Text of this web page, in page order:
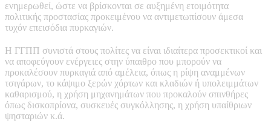
ενημερωθεί, ώστε να βρίσκονται σε αυξημένη ετοιμότητα
πολιτικής προστασίας προκειμένου να αντιμετωπίσουν άμεσα
τυχόν επεισόδια πυρκαγιών.
Η ΓΓΠΠ συνιστά στους πολίτες να είναι ιδιαίτερα προσεκτικοί και
να αποφεύγουν ενέργειες στην ύπαιθρο που μπορούν να
προκαλέσουν πυρκαγιά από αμέλεια, όπως η ρίψη αναμμένων
τσιγάρων, το κάψιμο ξερών χόρτων και κλαδιών ή υπολειμμάτων
καθαρισμού, η χρήση μηχανημάτων που προκαλούν σπινθήρες
όπως δισκοπρίονα, συσκευές συγκόλλησης, η χρήση υπαίθριων
ψησταριών κ.ά.